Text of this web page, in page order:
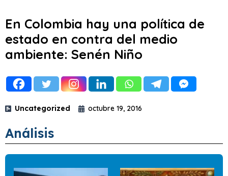
En Colombia hay una política de
estado en contra del medio
ambiente: Senén Niño
Uncategorized octubre 19, 2016
Análisis